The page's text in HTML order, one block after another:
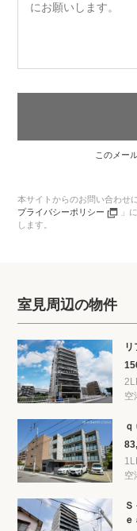
このメー
本サイトからのお問い合わせ
プライバシーポリシー
」
します。
室見周辺の物件
リ
空
空
ｅ